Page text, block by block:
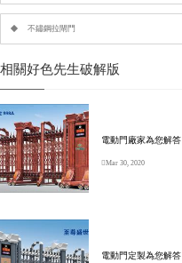
不鏽鋼拉閘門
相關好色先生破解版
電動門廠家為您解
Mar 30, 2020
電動門定製為您解